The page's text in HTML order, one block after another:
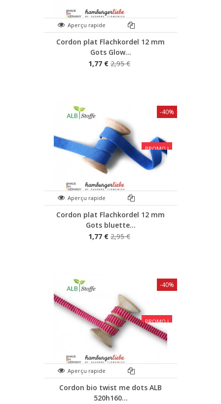
Aperçu rapide
Cordon plat Flachkordel 12 mm
Gots Glow...
1,77 € 2,95 €
PROMO !
Aperçu rapide
Cordon plat Flachkordel 12 mm
Gots bluette...
1,77 € 2,95 €
-40%
PROMO !
Aperçu rapide
Cordon bio twist me dots ALB
520h160...
-40%